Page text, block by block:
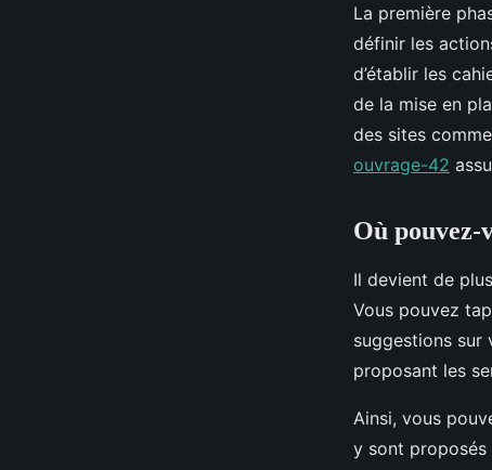
La première
définir les
d’établir les
de la mise en
des sites comme
ouvrage-42
Où
Il devient de
Vous pouvez
suggestions sur
proposant les
Ainsi, vous
y sont proposés